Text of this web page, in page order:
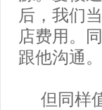
后，我们
店费用。
跟他沟通
但同样